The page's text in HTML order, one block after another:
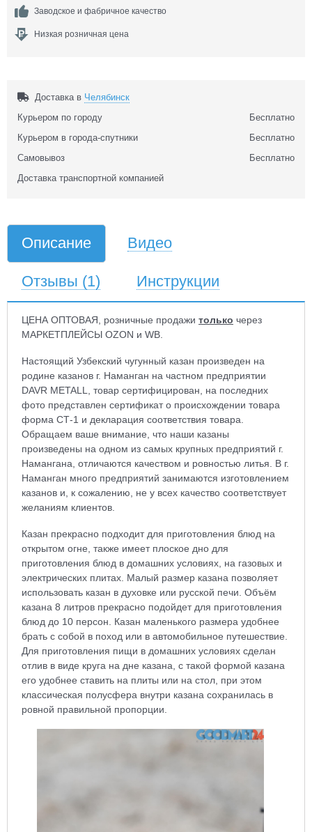
Заводское и фабричное качество
Низкая розничная цена
Доставка в Челябинск
Курьером по городу
Бесплатно
Курьером в города-спутники
Бесплатно
Самовывоз
Бесплатно
Доставка транспортной компанией
Описание Видео
Отзывы (1) Инструкции
ЦЕНА ОПТОВАЯ, розничные продажи только через
МАРКЕТПЛЕЙСЫ OZON и WB.
Настоящий Узбекский чугунный казан произведен на
родине казанов г. Наманган на частном предприятии
DAVR METALL, товар сертифицирован, на последних
фото представлен сертификат о происхождении товара
форма СТ-1 и декларация соответствия товара.
Обращаем ваше внимание, что наши казаны
произведены на одном из самых крупных предприятий г.
Намангана, отличаются качеством и ровностью литья. В г.
Наманган много предприятий занимаются изготовлением
казанов и, к сожалению, не у всех качество соответствует
желаниям клиентов.
Казан прекрасно подходит для приготовления блюд на
открытом огне, также имеет плоское дно для
приготовления блюд в домашних условиях, на газовых и
электрических плитах. Малый размер казана позволяет
использовать казан в духовке или русской печи. Объём
казана 8 литров прекрасно подойдет для приготовления
блюд до 10 персон. Казан маленького размера удобнее
брать с собой в поход или в автомобильное путешествие.
Для приготовления пищи в домашних условиях сделан
отлив в виде круга на дне казана, с такой формой казана
его удобнее ставить на плиты или на стол, при этом
классическая полусфера внутри казана сохранилась в
ровной правильной пропорции.